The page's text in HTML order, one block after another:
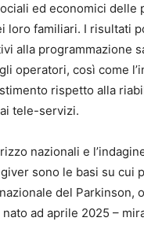
ed economici delle
loro familiari. I risultati
alla programmazione
operatori, così come
rispetto alla
tele-servizi.
nazionali e
sono le basi su cui
del Parkinson,
ad aprile 2025 –